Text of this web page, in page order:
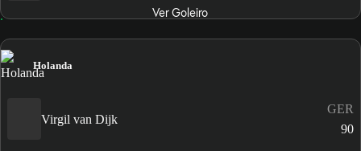
Ver Goleiro
Holanda
Virgil van Dijk
GER
90